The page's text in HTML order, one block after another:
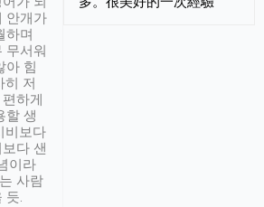
안개가
하며
무서워
아 힘
히 저
하게
할 생
비보다
다 샌
이라
사람
듯.